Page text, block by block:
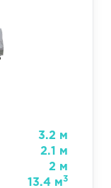
3.2 м
2.1 м
2 м
13.4 м3